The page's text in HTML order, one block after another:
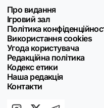
Про видання
Ігровий зал
Політика
Використання cookies
Угода користувача
Редакційна політика
Кодекс етики
Наша редакція
Контакти